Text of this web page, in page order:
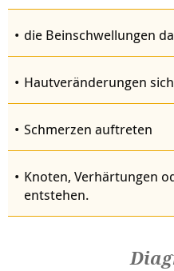
die Beinschwellungen
Hautveränderungen
Schmerzen auftreten
Knoten, Verhärtungen
entstehen.